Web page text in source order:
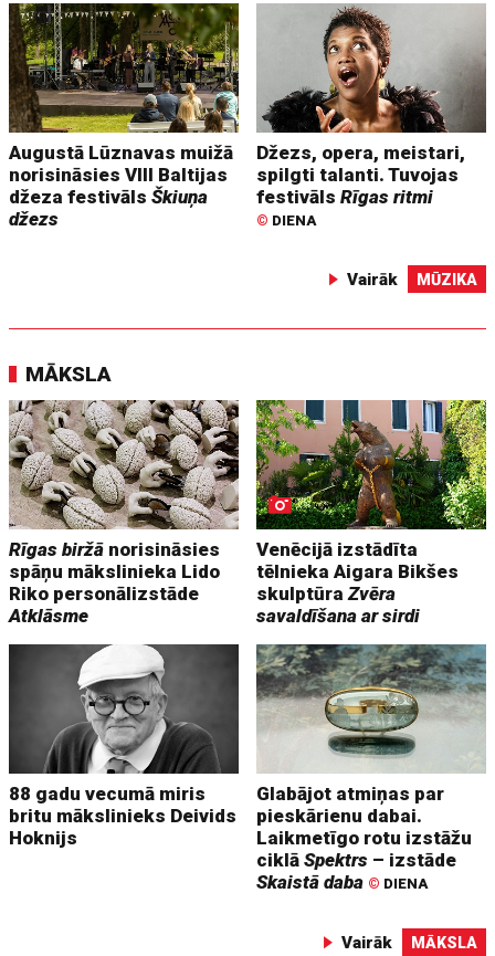
Augustā Lūznavas muižā
norisināsies VIII Baltijas
džeza festivālsŠkiuņa
džezs
Džezs, opera, meistari,
spilgti talanti. Tuvojas
festivālsRīgas ritmi
© DIENA
Vairāk MŪZIKA
MĀKSLA
Rīgas biržā norisināsies
spāņu mākslinieka Lido
Riko personālizstāde
Atklāsme
Venēcijā izstādīta
tēlnieka Aigara Bikšes
skulptūraZvēra
savaldīšana ar sirdi
88 gadu vecumā miris
britu mākslinieks Deivids
Hoknijs
Glabājot atmiņas par
pieskārienu dabai.
Laikmetīgo rotu izstāžu
ciklāSpektrs – izstāde
Skaistā daba © DIENA
Vairāk MĀKSLA